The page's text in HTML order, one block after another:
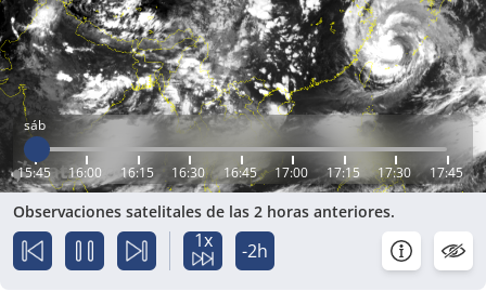
sáb
15:45 16:00 16:15 16:30 16:45 17:00 17:15 17:30 17:45
Observaciones satelitales de las 2 horas anteriores.
1x -2h